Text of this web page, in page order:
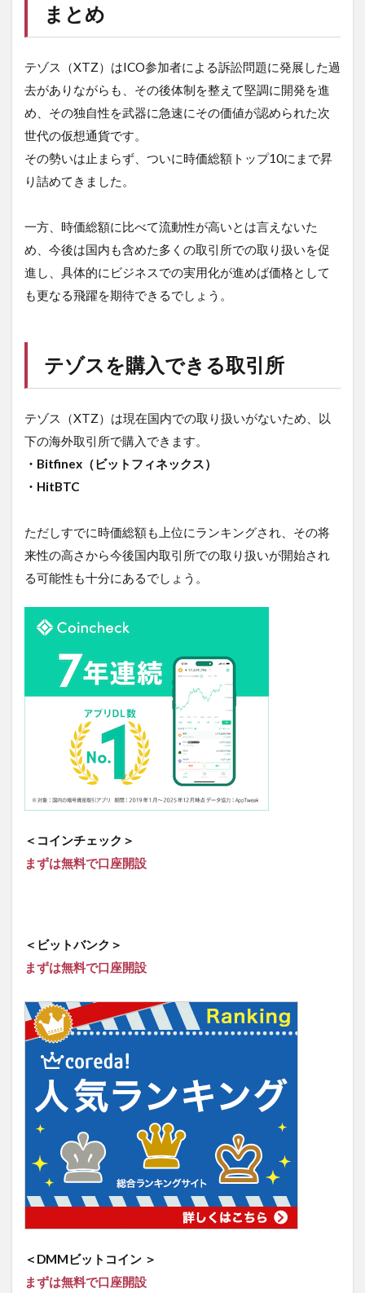
まとめ
テゾス（XTZ）はICO参加者による訴訟問題に発展した過
去がありながらも、その後体制を整えて堅調に開発を進
め、その独自性を武器に急速にその価値が認められた次
世代の仮想通貨です。
その勢いは止まらず、ついに時価総額トップ10にまで昇
り詰めてきました。
一方、時価総額に比べて流動性が高いとは言えないた
め、今後は国内も含めた多くの取引所での取り扱いを促
進し、具体的にビジネスでの実用化が進めば価格として
も更なる飛躍を期待できるでしょう。
テゾスを購入できる取引所
テゾス（XTZ）は現在国内での取り扱いがないため、以
下の海外取引所で購入できます。
・Bitfinex（ビットフィネックス）
・HitBTC
ただしすでに時価総額も上位にランキングされ、その将
来性の高さから今後国内取引所での取り扱いが開始され
る可能性も十分にあるでしょう。
＜コインチェック＞
まずは無料で口座開設
＜ビットバンク＞
まずは無料で口座開設
＜DMMビットコイン ＞
まずは無料で口座開設